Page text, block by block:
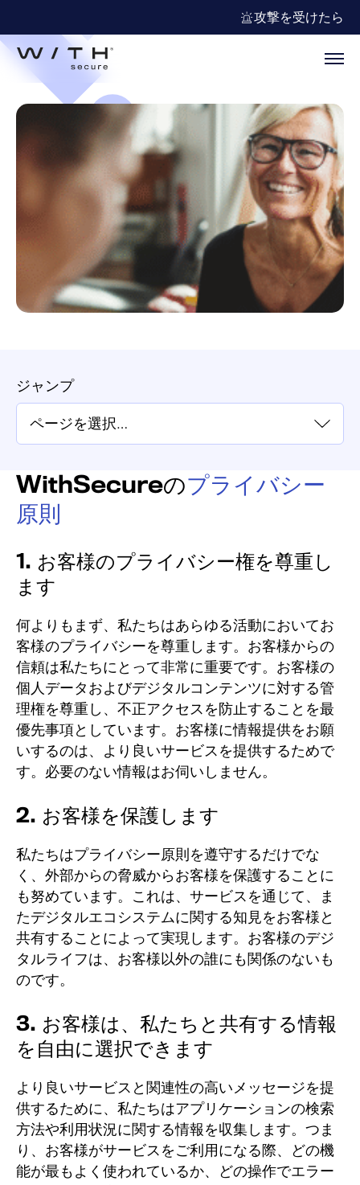
攻撃を受けたら
ジャンプ
WithSecureのプライバシー
原則
1. お客様のプライバシー権を尊重し
ます
何よりもまず、私たちはあらゆる活動においてお
客様のプライバシーを尊重します。 お客様からの
信頼は私たちにとって非常に重要です。 お客様の
個人データおよびデジタルコンテンツに対する管
理権を尊重し、不正アクセスを防止することを最
優先事項としています。 お客様に情報提供をお願
いするのは、より良いサービスを提供するためで
す。必要のない情報はお伺いしません。
2. お客様を保護します
私たちはプライバシー原則を遵守するだけでな
く、外部からの脅威からお客様を保護することに
も努めています。 これは、サービスを通じて、ま
たデジタルエコシステムに関する知見をお客様と
共有することによって実現します。 お客様のデジ
タルライフは、お客様以外の誰にも関係のないも
のです。
3. お客様は、私たちと共有する情報
を自由に選択できます
より良いサービスと関連性の高いメッセージを提
供するために、私たちはアプリケーションの検索
方法や利用状況に関する情報を収集します。 つま
り、お客様がサービスをご利用になる際、どの機
能が最もよく使われているか、どの操作でエラー